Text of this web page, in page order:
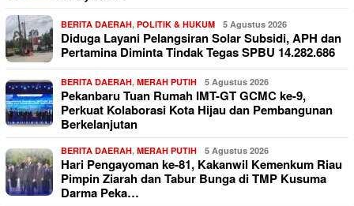
BERITA DAERAH, POLITIK & HUKUM 5 Agustus 2026
Diduga Layani Pelangsiran Solar Subsidi, APH dan
Pertamina Diminta Tindak Tegas SPBU 14.282.686
BERITA DAERAH, MERAH PUTIH 5 Agustus 2026
Pekanbaru Tuan Rumah IMT-GT GCMC ke-9,
Perkuat Kolaborasi Kota Hijau dan Pembangunan
Berkelanjutan
BERITA DAERAH, MERAH PUTIH 5 Agustus 2026
Hari Pengayoman ke-81, Kakanwil Kemenkum Riau
Pimpin Ziarah dan Tabur Bunga di TMP Kusuma
Darma Peka…